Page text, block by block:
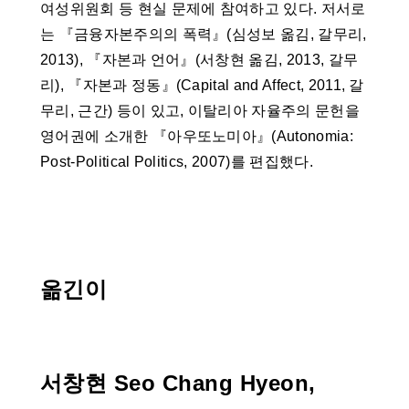
여성위원회 등 현실 문제에 참여하고 있다. 저서로
는 『금융자본주의의 폭력』(심성보 옮김, 갈무리,
2013), 『자본과 언어』(서창현 옮김, 2013, 갈무
리), 『자본과 정동』(Capital and Affect, 2011, 갈
무리, 근간) 등이 있고, 이탈리아 자율주의 문헌을
영어권에 소개한 『아우또노미아』(Autonomia:
Post-Political Politics, 2007)를 편집했다.
옮긴이
서창현 Seo Chang Hyeon,